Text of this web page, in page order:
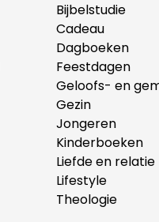
Bijbelstudie
Cadeau
Dagboeken
Feestdagen
Geloofs- en
Gezin
Jongeren
Kinderboeken
Liefde en relatie
Lifestyle
Theologie